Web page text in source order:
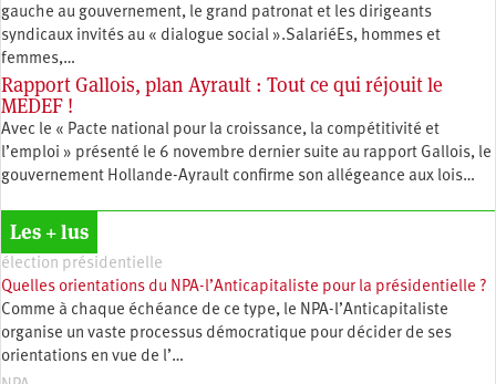
gauche au gouvernement, le grand patronat et les dirigeants
syndicaux invités au « dialogue social ».SalariéEs, hommes et
femmes,…
Rapport Gallois, plan Ayrault : Tout ce qui réjouit le
MEDEF !
Avec le « Pacte national pour la croissance, la compétitivité et
l’emploi » présenté le 6 novembre dernier suite au rapport Gallois, le
gouvernement Hollande-Ayrault confirme son allégeance aux lois…
Les + lus
élection présidentielle
Quelles orientations du NPA-l’Anticapitaliste pour la présidentielle ?
Comme à chaque échéance de ce type, le NPA-l’Anticapitaliste
organise un vaste processus démocratique pour décider de ses
orientations en vue de l’…